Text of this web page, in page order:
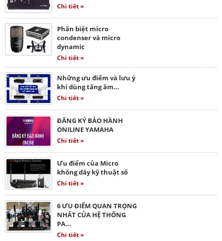
Chi tiết »
Phân biệt micro
condenser và micro
dynamic
Chi tiết »
Những ưu điểm và lưu ý
khi dùng tăng âm…
Chi tiết »
ĐĂNG KÝ BẢO HÀNH
ONILINE YAMAHA
Chi tiết »
Ưu điểm của Micro
không dây kỹ thuật số
Chi tiết »
6 ƯU ĐIỂM QUAN TRỌNG
NHẤT CỦA HỆ THỐNG
PA…
Chi tiết »